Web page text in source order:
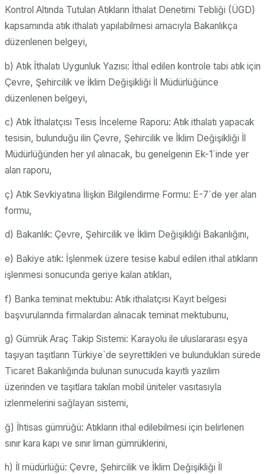
Kontrol Altında Tutulan Atıkların İthalat Denetimi Tebliği (ÜGD)
kapsamında atık ithalatı yapılabilmesi amacıyla Bakanlıkça
düzenlenen belgeyi,
b) Atık İthalatı Uygunluk Yazısı: İthal edilen kontrole tabi atık için
Çevre, Şehircilik ve İklim Değişikliği İl Müdürlüğünce
düzenlenen belgeyi,
c) Atık İthalatçısı Tesis İnceleme Raporu: Atık ithalatı yapacak
tesisin, bulunduğu ilin Çevre, Şehircilik ve İklim Değişikliği İl
Müdürlüğünden her yıl alınacak, bu genelgenin Ek-1`inde yer
alan raporu,
ç) Atık Sevkiyatına İlişkin Bilgilendirme Formu: E-7`de yer alan
formu,
d) Bakanlık: Çevre, Şehircilik ve İklim Değişikliği Bakanlığını,
e) Bakiye atık: İşlenmek üzere tesise kabul edilen ithal atıkların
işlenmesi sonucunda geriye kalan atıkları,
f) Banka teminat mektubu: Atık ithalatçısı Kayıt belgesi
başvurularında firmalardan alınacak teminat mektubunu,
g) Gümrük Araç Takip Sistemi: Karayolu ile uluslararası eşya
taşıyan taşıtların Türkiye`de seyrettikleri ve bulundukları sürede
Ticaret Bakanlığında bulunan sunucuda kayıtlı yazılım
üzerinden ve taşıtlara takılan mobil üniteler vasıtasıyla
izlenmelerini sağlayan sistemi,
ğ) İhtisas gümrüğü: Atıkların ithal edilebilmesi için belirlenen
sınır kara kapı ve sınır liman gümrüklerini,
h) İl müdürlüğü: Çevre, Şehircilik ve İklim Değişikliği İl